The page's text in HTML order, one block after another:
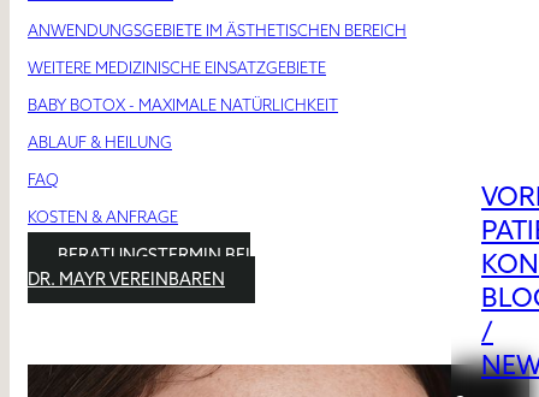
/
ANWENDUNGSGEBIETE IM ÄSTHETISCHEN BEREICH
WEITERE MEDIZINISCHE EINSATZGEBIETE
BABY BOTOX - MAXIMALE NATÜRLICHKEIT
ABLAUF & HEILUNG
FAQ
KOSTEN & ANFRAGE
BERATUNGSTERMIN BEI
DR. MAYR VEREINBAREN